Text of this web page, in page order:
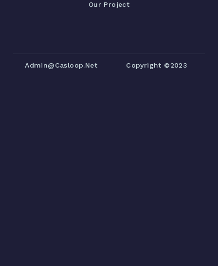
Our Project
Admin@casloop.net Copyright ©2023